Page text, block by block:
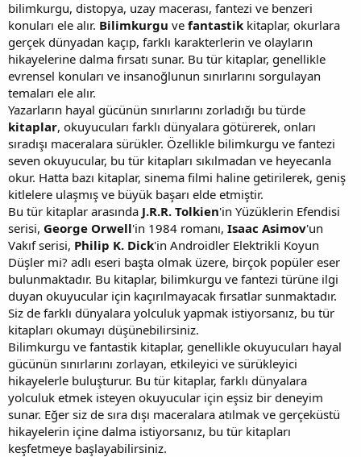
bilimkurgu, distopya, uzay macerası, fantezi ve benzeri
konuları ele alır. Bilimkurgu ve fantastik kitaplar, okurlara
gerçek dünyadan kaçıp, farklı karakterlerin ve olayların
hikayelerine dalma fırsatı sunar. Bu tür kitaplar, genellikle
evrensel konuları ve insanoğlunun sınırlarını sorgulayan
temaları ele alır.
Yazarların hayal gücünün sınırlarını zorladığı bu türde
kitaplar, okuyucuları farklı dünyalara götürerek, onları
sıradışı maceralara sürükler. Özellikle bilimkurgu ve fantezi
seven okuyucular, bu tür kitapları sıkılmadan ve heyecanla
okur. Hatta bazı kitaplar, sinema filmi haline getirilerek, geniş
kitlelere ulaşmış ve büyük başarı elde etmiştir.
Bu tür kitaplar arasında J.R.R. Tolkien'in Yüzüklerin Efendisi
serisi, George Orwell'in 1984 romanı, Isaac Asimov'un
Vakıf serisi, Philip K. Dick'in Androidler Elektrikli Koyun
Düşler mi? adlı eseri başta olmak üzere, birçok popüler eser
bulunmaktadır. Bu kitaplar, bilimkurgu ve fantezi türüne ilgi
duyan okuyucular için kaçırılmayacak fırsatlar sunmaktadır.
Siz de farklı dünyalara yolculuk yapmak istiyorsanız, bu tür
kitapları okumayı düşünebilirsiniz.
Bilimkurgu ve fantastik kitaplar, genellikle okuyucuları hayal
gücünün sınırlarını zorlayan, etkileyici ve sürükleyici
hikayelerle buluşturur. Bu tür kitaplar, farklı dünyalara
yolculuk etmek isteyen okuyucular için eşsiz bir deneyim
sunar. Eğer siz de sıra dışı maceralara atılmak ve gerçeküstü
hikayelerin içine dalma istiyorsanız, bu tür kitapları
keşfetmeye başlayabilirsiniz.